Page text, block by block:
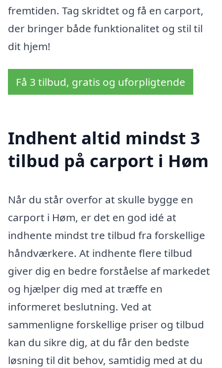
fremtiden. Tag skridtet og få en carport,
der bringer både funktionalitet og stil til
dit hjem!
Få 3 tilbud, gratis og uforpligtende
Indhent altid mindst 3
tilbud på carport i Høm
Når du står overfor at skulle bygge en
carport i Høm, er det en god idé at
indhente mindst tre tilbud fra forskellige
håndværkere. At indhente flere tilbud
giver dig en bedre forståelse af markedet
og hjælper dig med at træffe en
informeret beslutning. Ved at
sammenligne forskellige priser og tilbud
kan du sikre dig, at du får den bedste
løsning til dit behov, samtidig med at du